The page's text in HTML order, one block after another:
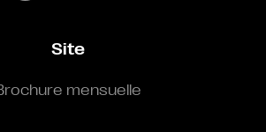
Site
mensuelle